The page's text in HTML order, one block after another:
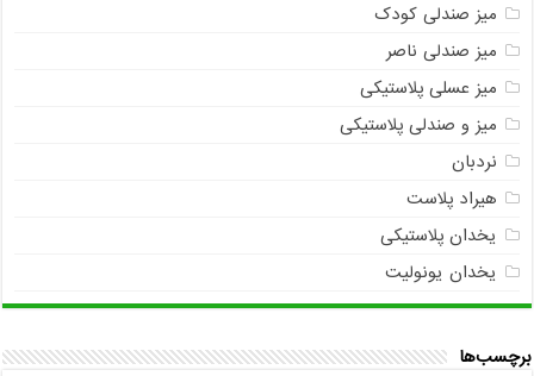
میز صندلی کودک
میز صندلی ناصر
میز عسلی پلاستیکی
میز و صندلی پلاستیکی
نردبان
هیراد پلاست
یخدان پلاستیکی
یخدان یونولیت
برچسب‌ها